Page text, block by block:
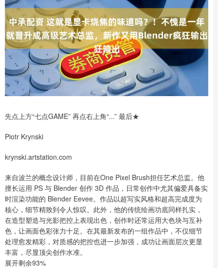
先点上方“七点GAME” 再点右上角“...” 最后★
Piotr Krynski
krynski.artstation.com
来自波兰的概念设计师，目前在One Pixel Brush担任艺术总监。他
擅长运用 PS 与 Blender 创作 3D 作品，日常创作中尤其偏爱具备实
时渲染功能的 Blender Eevee。作品以超写实风格和超高完成度为
核心，细节精致到令人惊叹。此外，他的传统绘画功底同样扎实，
在造型塑造与光影把控上表现出色，创作时还常运用大色块与互补
色，让画面色彩张力十足。在其最新发布的一组作品中，不仅细节
处理愈发精彩，对质感的把控也进一步加强，成功让画面层次更显
丰富，尽显顶尖创作水准。
展开剩余93%